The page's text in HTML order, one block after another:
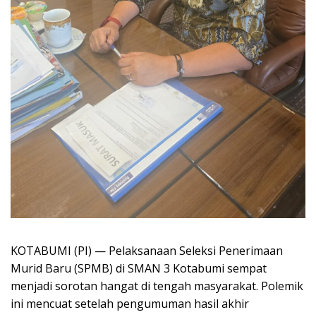
‎​KOTABUMI (PI) — Pelaksanaan Seleksi Penerimaan
Murid Baru (SPMB) di SMAN 3 Kotabumi sempat
menjadi sorotan hangat di tengah masyarakat. Polemik
ini mencuat setelah pengumuman hasil akhir